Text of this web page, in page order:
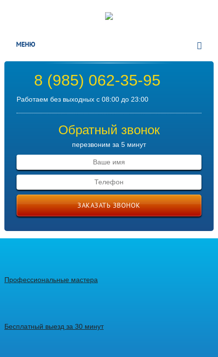
МЕНЮ
8 (985) 062-35-95
Работаем без выходных с 08:00 до 23:00
Обратный звонок
перезвоним за 5 минут
ЗАКАЗАТЬ ЗВОНОК
Профессиональные мастера
Бесплатный выезд за 30 минут